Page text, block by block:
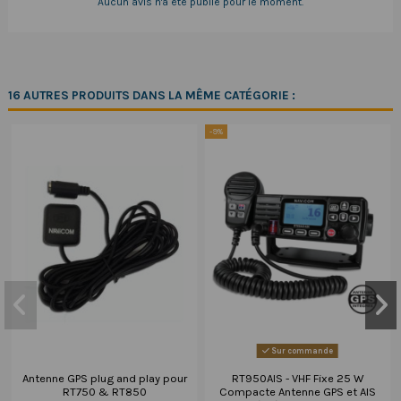
16 AUTRES PRODUITS DANS LA MÊME CATÉGORIE :
Antenne GPS plug and play pour
RT750 & RT850
-9%
Sur commande
RT950AIS - VHF Fixe 25 W
Compacte Antenne GPS et AIS